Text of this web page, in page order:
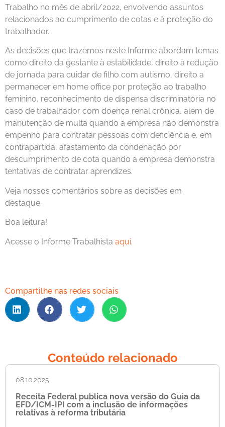
Trabalho no mês de abril/2022, envolvendo assuntos
relacionados ao cumprimento de cotas e à proteção do
trabalhador.
As decisões que trazemos neste Informe abordam temas
como direito da gestante à estabilidade, direito à redução
de jornada para cuidar de filho com autismo, direito a
permanecer em home office por proteção ao trabalho
feminino, reconhecimento de dispensa discriminatória no
caso de trabalhador com doença renal crônica, além de
manutenção de multa quando a empresa não demonstra
empenho para contratar pessoas com deficiência e, em
contrapartida, afastamento da condenação por
descumprimento de cota quando a empresa demonstra
tentativas de contratar aprendizes.
Veja nossos comentários sobre as decisões em
destaque.
Boa leitura!
Acesse o Informe Trabalhista aqui.
Compartilhe nas redes sociais
Conteúdo relacionado
08.10.2025
Receita Federal publica nova versão do Guia da
EFD/ICM-IPI com a inclusão de informações
relativas à reforma tributária